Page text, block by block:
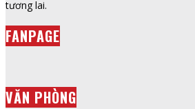
tương lai.
FANPAGE
VĂN PHÒNG